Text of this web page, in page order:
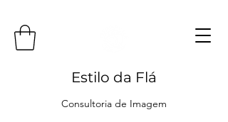
Estilo da Flá
Consultoria de Imagem